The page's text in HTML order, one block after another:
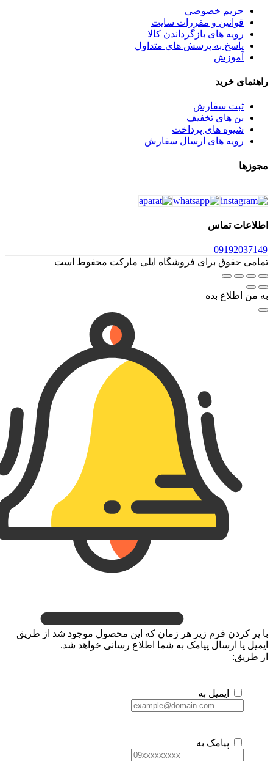
خصوصی
و مقررات سایت
های بازگرداندن کالا
به پرسش های متداول
سفارش
تخفیف
های پرداخت
های ارسال سفارش
برای فروشگاه ایلی مارکت محفوط است
بده
فرم زیر هر زمان که این محصول موجود شد از طریق
پیامک به شما اطلاع رسانی خواهد شد.
به